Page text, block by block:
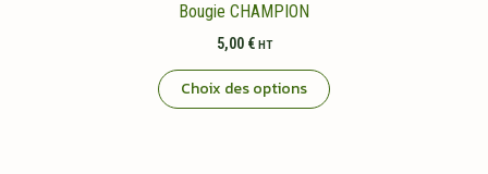
Bougie CHAMPION
5,00 € HT
Choix des options